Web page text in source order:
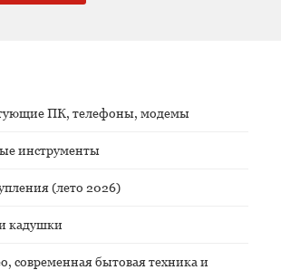
ПК, телефоны, модемы
инструменты
(лето 2026)
кадушки
современная бытовая техника и